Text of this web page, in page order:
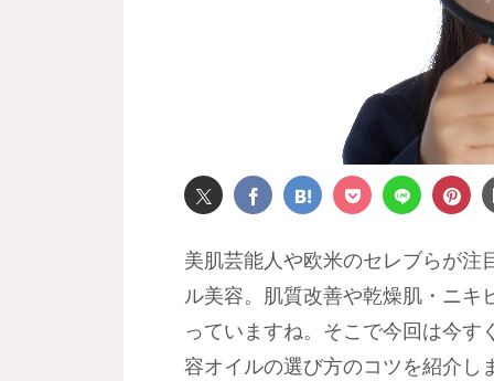
美肌芸能人や欧米のセレブらが注
ル美容。肌質改善や乾燥肌・ニキ
っていますね。そこで今回は今す
容オイルの選び方のコツを紹介し